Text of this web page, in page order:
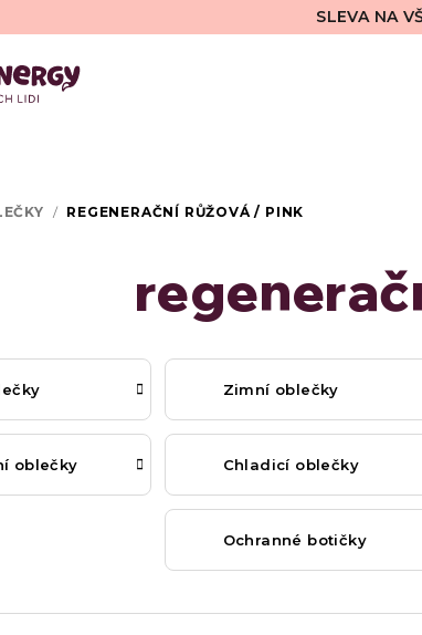
SLEVA NA
/ REGENERAČNÍ RŮŽOVÁ / PINK
Zimní oblečky
oblečky Chladicí oblečky
Ochranné botičky